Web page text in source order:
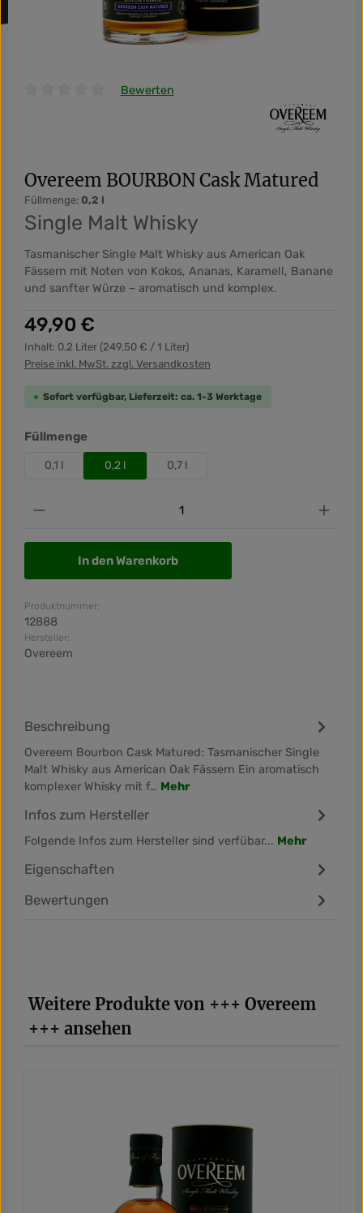
Durchschnittliche Bewertung von 0 von 5 Sternen
Bewerten
Overeem BOURBON Cask Matured
Füllmenge: 0,2 l
Single Malt Whisky
Tasmanischer Single Malt Whisky aus American Oak
Fässern mit Noten von Kokos, Ananas, Karamell, Banane
und sanfter Würze – aromatisch und komplex.
Regulärer Preis:
49,90 €
Inhalt: 0.2 Liter (249,50 € / 1 Liter)
Preise inkl. MwSt. zzgl. Versandkosten
Sofort verfügbar, Lieferzeit: ca. 1-3 Werktage
Füllmenge
0,1 l 0,2 l 0,7 l
Produkt Anzahl: Gib den gewünschten Wert
In den Warenkorb
Produktnummer:
12888
Hersteller:
Overeem
Beschreibung
Overeem Bourbon Cask Matured: Tasmanischer Single
Malt Whisky aus American Oak Fässern Ein aromatisch
komplexer Whisky mit f… Mehr
Infos zum Hersteller
Folgende Infos zum Hersteller sind verfübar... Mehr
Eigenschaften
Bewertungen
Produktgalerie überspringen
Weitere Produkte von +++ Overeem
+++ ansehen